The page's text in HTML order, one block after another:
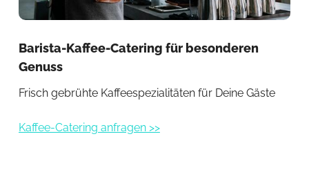
Barista-Kaffee-Catering für besonderen
Genuss
Frisch gebrühte Kaffeespezialitäten für Deine Gäste
Kaffee-Catering anfragen >>